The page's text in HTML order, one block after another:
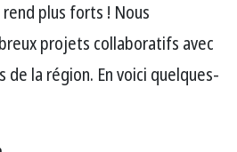
plus forts ! Nous
projets collaboratifs avec
de la région. En voici quelques-